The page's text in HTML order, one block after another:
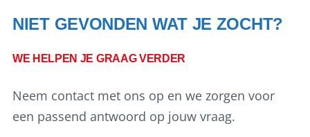
NIET GEVONDEN WAT JE ZOCHT?
WE HELPEN JE GRAAG VERDER
Neem contact met ons op en we zorgen voor
een passend antwoord op jouw vraag.